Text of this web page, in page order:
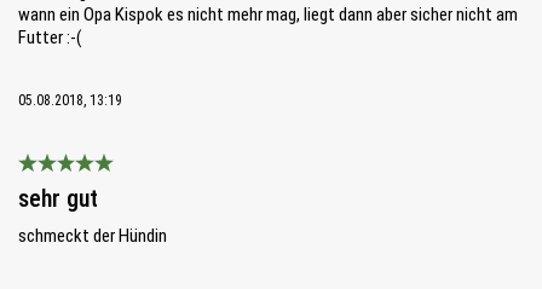
wann ein Opa Kispok es nicht mehr mag, liegt dann aber sicher nicht am
Futter :-(
05.08.2018, 13:19
Bewertung mit 5 von 5 Sternen
sehr gut
schmeckt der Hündin